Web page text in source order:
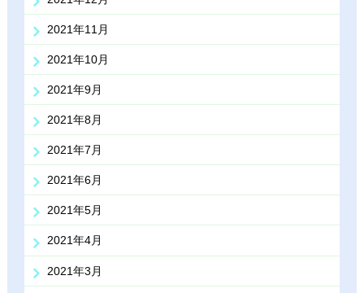
2021年11月
2021年10月
2021年9月
2021年8月
2021年7月
2021年6月
2021年5月
2021年4月
2021年3月